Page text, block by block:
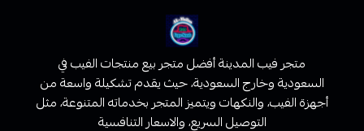
متجر فيب المدينة أفضل متجر بيع منتجات الفيب في
السعودية وخارج السعودية، حيث يقدم تشكيلة واسعة من
أجهزة الفيب، والنكهات ويتميز المتجر بخدماته المتنوعة، مثل
التوصيل السريع، والاسعار التنافسية